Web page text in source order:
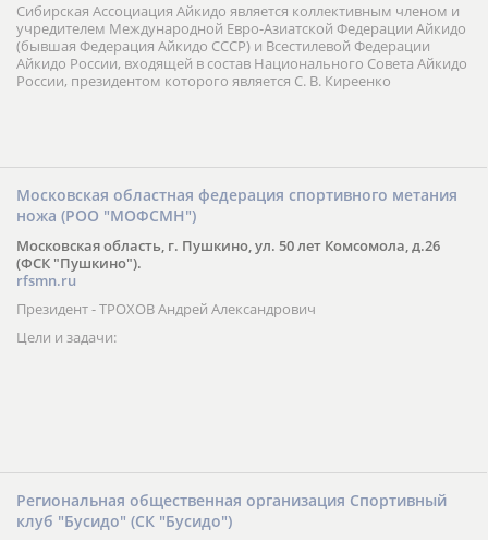
Сибирская Ассоциация Айкидо является коллективным членом и
учредителем Международной Евро-Азиатской Федерации Айкидо
(бывшая Федерация Айкидо СССР) и Всестилевой Федерации
Айкидо России, входящей в состав Национального Совета Айкидо
России, президентом которого является С. В. Киреенко
Московская областная федерация спортивного метания
ножа (РОО "МОФСМН")
Московская область, г. Пушкино, ул. 50 лет Комсомола, д.26
(ФСК "Пушкино").
rfsmn.ru
Президент - ТРОХОВ Андрей Александрович
Цели и задачи:
Региональная общественная организация Спортивный
клуб "Бусидо" (СК "Бусидо")